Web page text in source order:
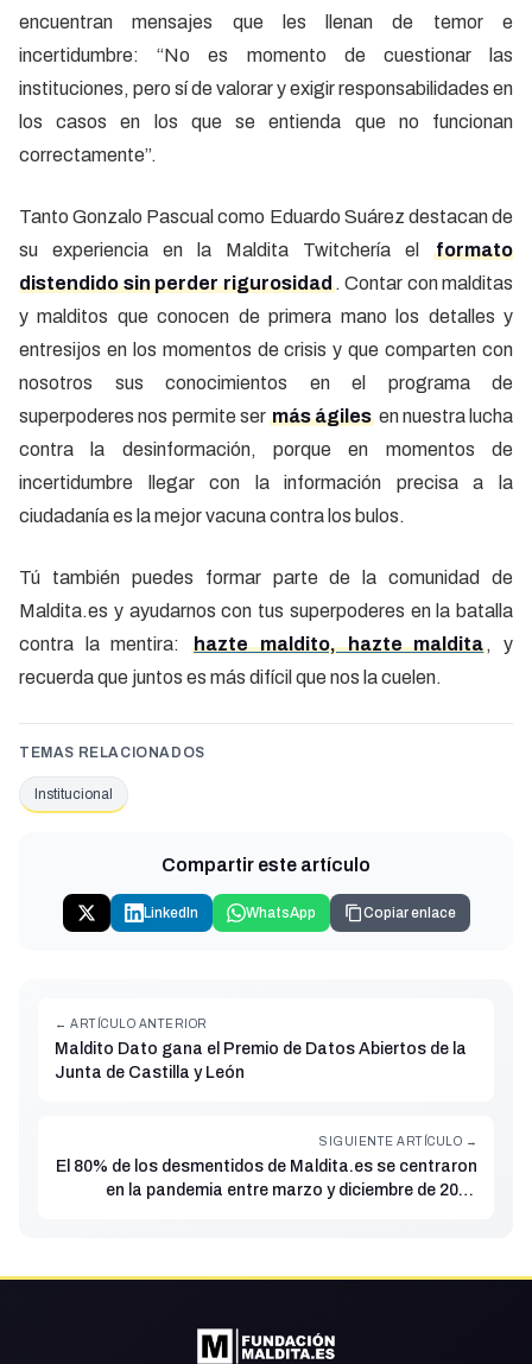
encuentran mensajes que les llenan de temor e
incertidumbre: “No es momento de cuestionar las
instituciones, pero sí de valorar y exigir responsabilidades en
los casos en los que se entienda que no funcionan
correctamente”.
Tanto Gonzalo Pascual como Eduardo Suárez destacan de
su experiencia en la Maldita Twitchería el
formato
distendido sin perder rigurosidad. Contar con malditas
y malditos que conocen de primera mano los detalles y
entresijos en los momentos de crisis y que comparten con
nosotros sus conocimientos en el programa de
superpoderes nos permite ser más ágiles en nuestra lucha
contra la desinformación, porque en momentos de
incertidumbre llegar con la información precisa a la
ciudadanía es la mejor vacuna contra los bulos.
Tú también puedes formar parte de la comunidad de
Maldita.es y ayudarnos con tus superpoderes en la batalla
contra la mentira:hazte maldito, hazte maldita , y
recuerda que juntos es más difícil que nos la cuelen.
TEMAS RELACIONADOS
Institucional
Compartir este artículo
LinkedIn WhatsApp Copiar enlace
← ARTÍCULO ANTERIOR
Maldito Dato gana el Premio de Datos Abiertos de la
Junta de Castilla y León
SIGUIENTE ARTÍCULO →
El 80% de los desmentidos de Maldita.es se centraron
en la pandemia entre marzo y diciembre de 2020